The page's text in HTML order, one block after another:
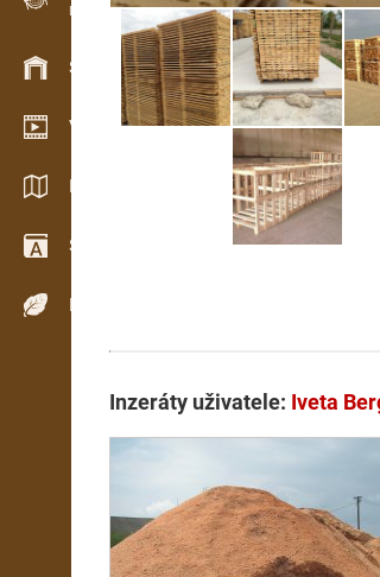
Evidence dřeva v terénu
Skladové hospodářství
Video showroom
Katalogy / Brožury
Slovník
Dřeviny
Inzeráty uživatele: Iveta